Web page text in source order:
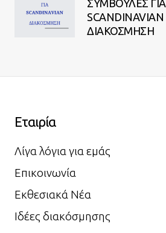
ΣΥΜΒΟΥΛΕΣ ΓΙΑ
SCANDINAVIAN
ΔΙΑΚΟΣΜΗΣΗ
Εταιρία
Λίγα λόγια για εμάς
Επικοινωνία
Εκθεσιακά Νέα
Ιδέες διακόσμησης